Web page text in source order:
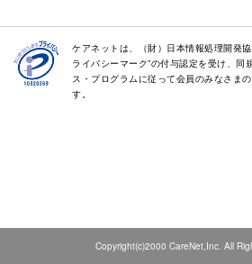
ケアネットは、（財）日本情報処理開発
ライバシーマーク”の付与認定を受け、同
ス・プログラムに従って会員のみなさま
す。
Copyright(c)2000 CareNet,Inc. All